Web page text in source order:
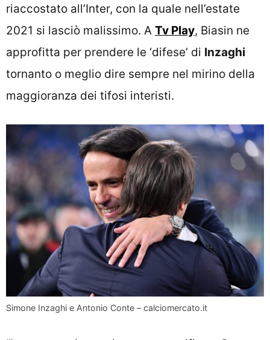
riaccostato all’Inter, con la quale nell’estate
2021 si lasciò malissimo. A Tv Play, Biasin ne
approfitta per prendere le ‘difese’ di Inzaghi
tornanto o meglio dire sempre nel mirino della
maggioranza dei tifosi interisti.
Simone Inzaghi e Antonio Conte – calciomercato.it